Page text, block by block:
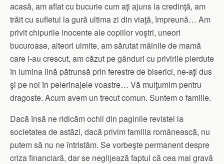
acasă, am aflat cu bucurie cum aţi ajuns la credinţă, am
trăit cu sufletul la gură ultima zi din viaţă, împreună… Am
privit chipurile inocente ale copiilor voştri, uneori
bucuroase, alteori uimite, am sărutat mâinile de mamă
care i-au crescut, am căzut pe gânduri cu privirile pierdute
în lumina lină pătrunsă prin ferestre de biserici, ne-aţi dus
şi pe noi în pelerinajele voastre… Vă mulţumim pentru
dragoste. Acum avem un trecut comun. Suntem o familie.
Dacă însă ne ridicăm ochii din paginile revistei la
societatea de astăzi, dacă privim familia românească, nu
putem să nu ne întristăm. Se vorbeşte permanent despre
criza financiară, dar se neglijează faptul că cea mai gravă